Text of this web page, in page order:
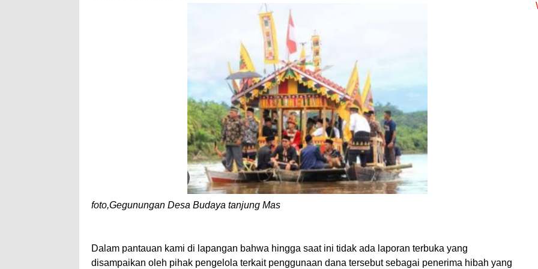
foto,Gegunungan Desa Budaya tanjung Mas
Dalam pantauan kami di lapangan bahwa hingga saat ini tidak ada laporan terbuka yang
disampaikan oleh pihak pengelola terkait penggunaan dana tersebut sebagai penerima hibah yang